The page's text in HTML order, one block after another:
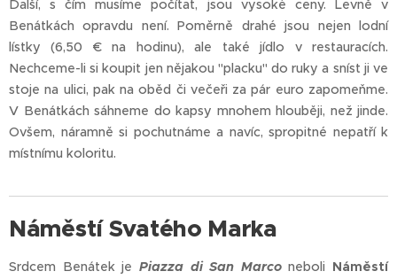
Další, s čím musíme počítat, jsou vysoké ceny. Levně v
Benátkách opravdu není. Poměrně drahé jsou nejen lodní
lístky (6,50 € na hodinu), ale také jídlo v restauracích.
Nechceme-li si koupit jen nějakou "placku" do ruky a sníst ji ve
stoje na ulici, pak na oběd či večeři za pár euro zapomeňme.
V Benátkách sáhneme do kapsy mnohem hlouběji, než jinde.
Ovšem, náramně si pochutnáme a navíc, spropitné nepatří k
místnímu koloritu.
Náměstí Svatého Marka
Srdcem Benátek je Piazza di San Marconeboli Náměstí